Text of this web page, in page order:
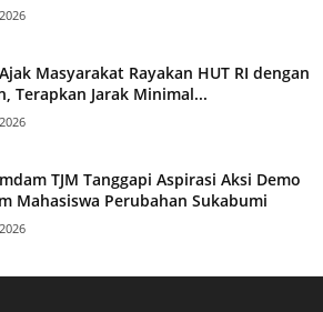
Masyarakat Rayakan HUT RI dengan
Terapkan Jarak Minimal...
TJM Tanggapi Aspirasi Aksi Demo
Mahasiswa Perubahan Sukabumi